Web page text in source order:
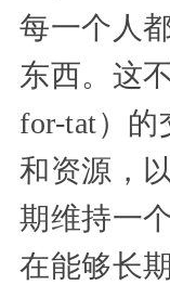
每一个人
东西。这
for-tat）
和资源，
期维持一
在能够长